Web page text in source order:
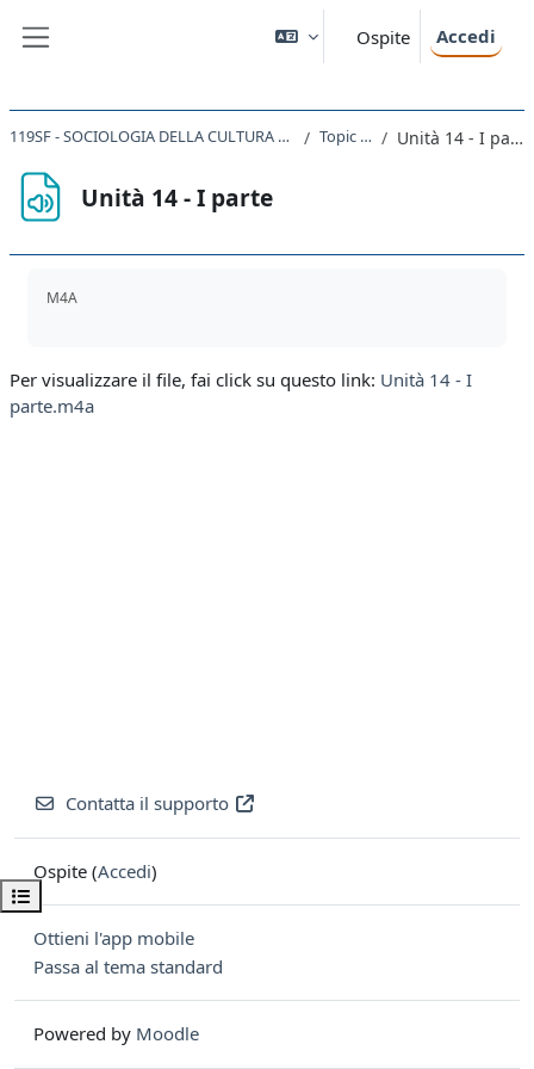
Ospite Accedi
Apri indice del corso
119SF - SOCIOLOGIA DELLA CULTURA 2019 Topic 14 Unità 14 - I parte
Unità 14 - I parte
M4A
Per visualizzare il file, fai click su questo link: Unità 14 - I
parte.m4a
Contatta il supporto
Ospite (Accedi)
Ottieni l'app mobile
Passa al tema standard
Powered by Moodle